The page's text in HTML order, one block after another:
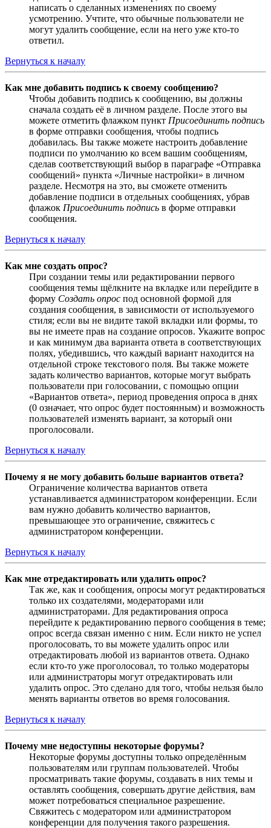
написать о сделанных изменениях по своему
усмотрению. Учтите, что обычные пользователи не
могут удалить сообщение, если на него уже кто-то
ответил.
Вернуться к началу
Как мне добавить подпись к своему сообщению?
Чтобы добавить подпись к сообщению, вы должны
сначала создать её в личном разделе. После этого вы
можете отметить флажком пункт Присоединить подпись
в форме отправки сообщения, чтобы подпись
добавилась. Вы также можете настроить добавление
подписи по умолчанию ко всем вашим сообщениям,
сделав соответствующий выбор в параграфе «Отправка
сообщений» пункта «Личные настройки» в личном
разделе. Несмотря на это, вы сможете отменить
добавление подписи в отдельных сообщениях, убрав
флажок Присоединить подпись в форме отправки
сообщения.
Вернуться к началу
Как мне создать опрос?
При создании темы или редактировании первого
сообщения темы щёлкните на вкладке или перейдите в
форму Создать опрос под основной формой для
создания сообщения, в зависимости от используемого
стиля; если вы не видите такой вкладки или формы, то
вы не имеете прав на создание опросов. Укажите вопрос
и как минимум два варианта ответа в соответствующих
полях, убедившись, что каждый вариант находится на
отдельной строке текстового поля. Вы также можете
задать количество вариантов, которые могут выбрать
пользователи при голосовании, с помощью опции
«Вариантов ответа», период проведения опроса в днях
(0 означает, что опрос будет постоянным) и возможность
пользователей изменять вариант, за который они
проголосовали.
Вернуться к началу
Почему я не могу добавить больше вариантов ответа?
Ограничение количества вариантов ответа
устанавливается администратором конференции. Если
вам нужно добавить количество вариантов,
превышающее это ограничение, свяжитесь с
администратором конференции.
Вернуться к началу
Как мне отредактировать или удалить опрос?
Так же, как и сообщения, опросы могут редактироваться
только их создателями, модераторами или
администраторами. Для редактирования опроса
перейдите к редактированию первого сообщения в теме;
опрос всегда связан именно с ним. Если никто не успел
проголосовать, то вы можете удалить опрос или
отредактировать любой из вариантов ответа. Однако
если кто-то уже проголосовал, то только модераторы
или администраторы могут отредактировать или
удалить опрос. Это сделано для того, чтобы нельзя было
менять варианты ответов во время голосования.
Вернуться к началу
Почему мне недоступны некоторые форумы?
Некоторые форумы доступны только определённым
пользователям или группам пользователей. Чтобы
просматривать такие форумы, создавать в них темы и
оставлять сообщения, совершать другие действия, вам
может потребоваться специальное разрешение.
Свяжитесь с модератором или администратором
конференции для получения такого разрешения.